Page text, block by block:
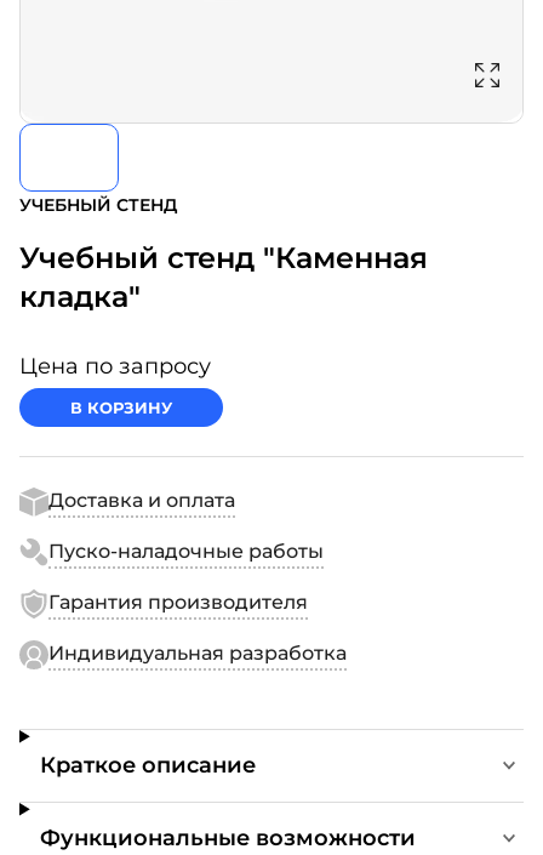
УЧЕБНЫЙ СТЕНД
Учебный стенд "Каменная
кладка"
Цена по запросу
В КОРЗИНУ
Доставка и оплата
Пуско-наладочные работы
Гарантия производителя
Индивидуальная разработка
Краткое описание
Функциональные возможности